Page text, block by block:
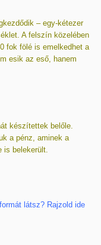
– egy-kétezer
A felszín közelében
fok fölé is emelkedhet a
esik az eső, hanem
készítettek belőle.
a pénz, aminek a
is belekerült.
látsz? Rajzold ide